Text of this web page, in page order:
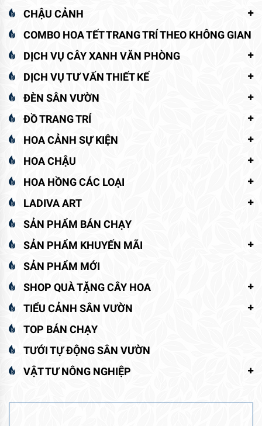
CHẬU CẢNH
COMBO HOA TẾT TRANG TRÍ THEO KHÔNG GIAN
DỊCH VỤ CÂY XANH VĂN PHÒNG
DỊCH VỤ TƯ VẤN THIẾT KẾ
ĐÈN SÂN VƯỜN
ĐỒ TRANG TRÍ
HOA CẢNH SỰ KIỆN
HOA CHẬU
HOA HỒNG CÁC LOẠI
LADIVA ART
SẢN PHẨM BÁN CHẠY
SẢN PHẨM KHUYẾN MÃI
SẢN PHẨM MỚI
SHOP QUÀ TẶNG CÂY HOA
TIỂU CẢNH SÂN VƯỜN
TOP BÁN CHẠY
TƯỚI TỰ ĐỘNG SÂN VƯỜN
VẬT TƯ NÔNG NGHIỆP